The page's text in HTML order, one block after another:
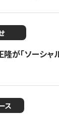
が「ソーシャ
ス